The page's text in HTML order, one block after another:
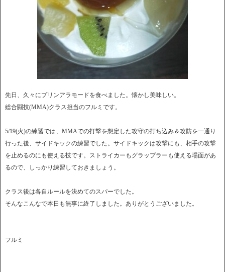
先日、久々にプリンアラモードを食べました。懐かし美味しい。
総合闘技(MMA)クラス担当のフルミです。
5/19(火)の練習では、MMAでの打撃を想定した攻守の打ち込み＆攻防を一通り
行った後、サイドキックの練習でした。サイドキックは攻撃にも、相手の攻撃
を止めるのにも使える技です。ストライカーもグラップラーも使える場面があ
るので、しっかり練習しておきましょう。
クラス後は各自ルールを決めてのスパーでした。
そんなこんなで本日も無事に終了しました。ありがとうございました。
フルミ